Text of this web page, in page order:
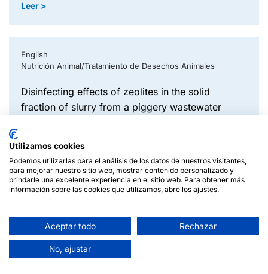
Leer >
English
Nutrición Animal/Tratamiento de Desechos Animales
disinfecting effects of zeolites in the solid
fraction of slurry from a piggery wastewater
Leer >
the performance of natural zeolite as a feed
additive in reducing aerial ammonia and slurry
Utilizamos cookies
Podemos utilizarlas para el análisis de los datos de nuestros visitantes,
para mejorar nuestro sitio web, mostrar contenido personalizado y
brindarle una excelente experiencia en el sitio web. Para obtener más
información sobre las cookies que utilizamos, abre los ajustes.
Aceptar todo Rechazar
No, ajustar